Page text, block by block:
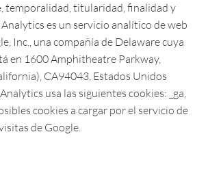
temporalidad, titularidad, finalidad y
es un servicio analítico de web
Inc., una compañía de Delaware cuya
en 1600 Amphitheatre Parkway,
CA94043, Estados Unidos
usa las siguientes cookies: _ga,
cookies a cargar por el servicio de
de Google.